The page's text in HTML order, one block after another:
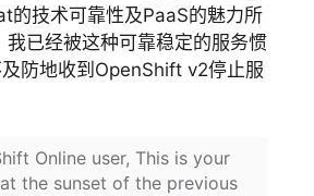
的技术可靠性及PaaS的魅力所
我已经被这种可靠稳定的服务惯
防地收到OpenShift v2停止服
Online user, This is your
the sunset of the previous